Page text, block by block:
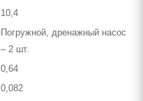
10,4
Погружной, дренажный насос
– 2 шт.
0,64
0,082